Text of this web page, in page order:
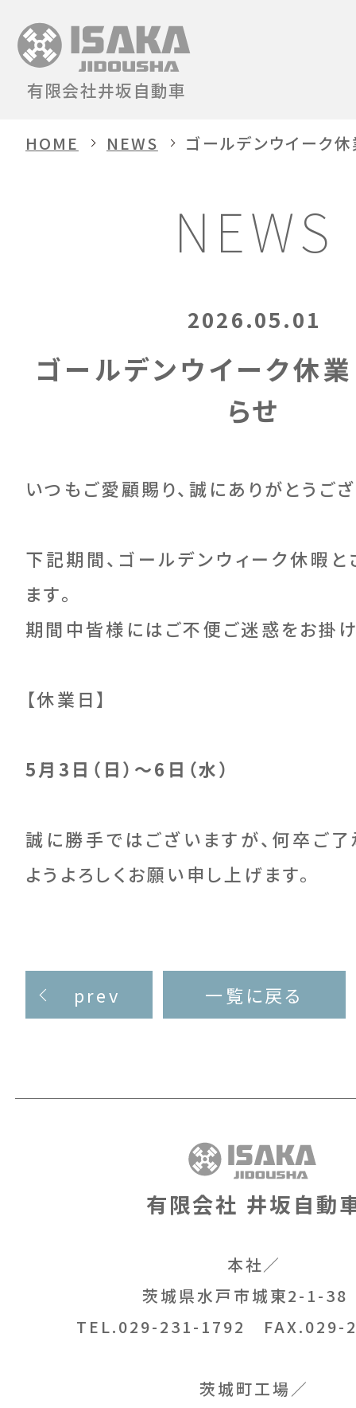
有限会社井坂自動車
HOME NEWS ゴールデンウイーク
NEWS
2026.05.01
ゴールデンウイーク休
らせ
いつもご愛顧賜り、誠にありがとうご
下記期間、ゴールデンウィーク休暇
ます。
期間中皆様にはご不便ご迷惑をお掛け
【休業日】
5月3日（日）～6日（水）
誠に勝手ではございますが、何卒ご
ようよろしくお願い申し上げます。
prev 一覧に戻る
有限会社 井坂自動
本社／
茨城県水戸市城東2-1-
TEL.029-231-1792
FAX.029-
茨城町工場／